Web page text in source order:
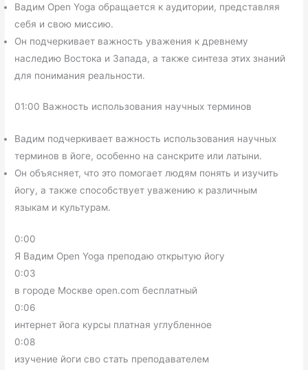
Вадим Open Yoga обращается к аудитории, представляя
себя и свою миссию.
Он подчеркивает важность уважения к древнему
наследию Востока и Запада, а также синтеза этих знаний
для понимания реальности.
01:00 Важность использования научных терминов
Вадим подчеркивает важность использования научных
терминов в йоге, особенно на санскрите или латыни.
Он объясняет, что это помогает людям понять и изучить
йогу, а также способствует уважению к различным
языкам и культурам.
0:00
Я Вадим Open Yoga преподаю открытую йогу
0:03
в городе Москве open.com бесплатный
0:06
интернет йога курсы платная углубленное
0:08
изучение йоги сво стать преподавателем